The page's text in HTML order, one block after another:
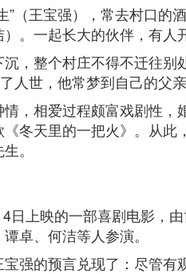
”（王宝强），常去村口的
。一起长大的伙伴，有人
，整个村庄不得不迁往别
人世，他常梦到自己的父
，相爱过程颇富戏剧性，
冬天里的一把火》。从此
。
日上映的一部喜剧电影，
卓、何洁等人参演。
宝强的预言兑现了：尽管